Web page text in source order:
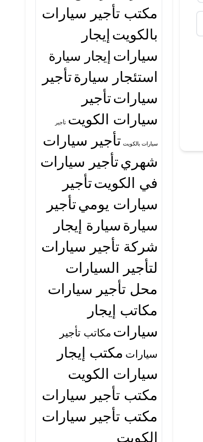
مكتب تأجير سيارات
بالكويتإيجار
سيارات إيجار سيارة
استئجار سيارةتأجير
سياراتتأجير
سيارات الكويت تأجير
سيارات بالكويت تأجير سيارات
شهريتأجير سيارات
في الكويتتأجير
سيارات يوميتأجير
سيارة سيارة إيجار
شركة تأجير سيارات
لتأجير السيارات
محل تأجير سيارات
مكاتب إيجار
سيارات مكاتب تأجير
سيارات مكتب إيجار
سيارات الكويت
مكتب تأجير سيارات
مكتب تأجير سيارات
الكويت